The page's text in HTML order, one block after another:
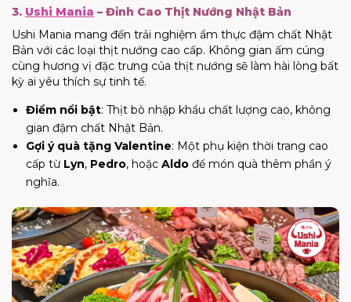
3. Ushi Mania – Đỉnh Cao Thịt Nướng Nhật Bản
Ushi Mania mang đến trải nghiệm ẩm thực đậm chất Nhật
Bản với các loại thịt nướng cao cấp. Không gian ấm cúng
cùng hương vị đặc trưng của thịt nướng sẽ làm hài lòng bất
kỳ ai yêu thích sự tinh tế.
Điểm nổi bật: Thịt bò nhập khẩu chất lượng cao, không
gian đậm chất Nhật Bản.
Gợi ý quà tặng Valentine: Một phụ kiện thời trang cao
cấp từ Lyn, Pedro, hoặc Aldo để món quà thêm phần ý
nghĩa.